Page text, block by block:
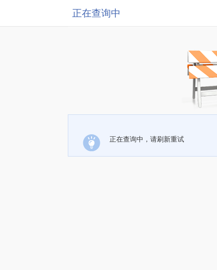
正在查询中
正在查询中，请刷新重试